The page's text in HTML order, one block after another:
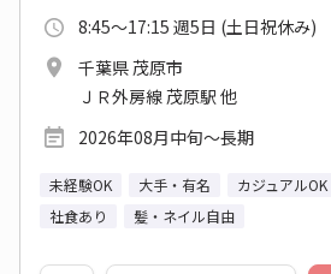
8:45～17:15 週5日 (土日祝休み)
千葉県 茂原市
ＪＲ外房線 茂原駅 他
2026年08月中旬～長期
未経験OK 大手・有名 カジュアルOK
社食あり
髪・ネイル自由